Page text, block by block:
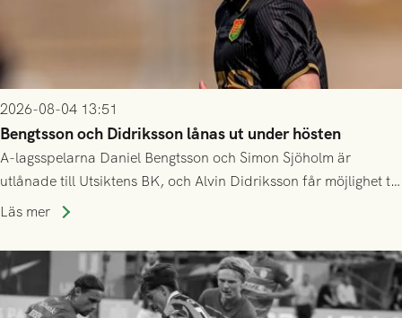
2026-08-04 13:51
Bengtsson och Didriksson lånas ut under hösten
A-lagsspelarna Daniel Bengtsson och Simon Sjöholm är
utlånade till Utsiktens BK, och Alvin Didriksson får möjlighet till
speltid i Hestrafors genom föreningssamarbete.
Läs mer